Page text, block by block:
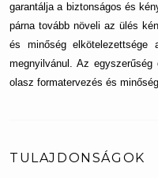
garantálja a biztonságos és
párna tovább növeli az ülés
és minőség elkötelezettsége
megnyilvánul. Az
olasz formatervezés és
TULAJDONSÁGOK